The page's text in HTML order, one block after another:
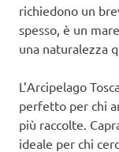
richiedono un
spesso, è un
una naturalezza
L’Arcipelago
perfetto per chi
più raccolte.
ideale per chi